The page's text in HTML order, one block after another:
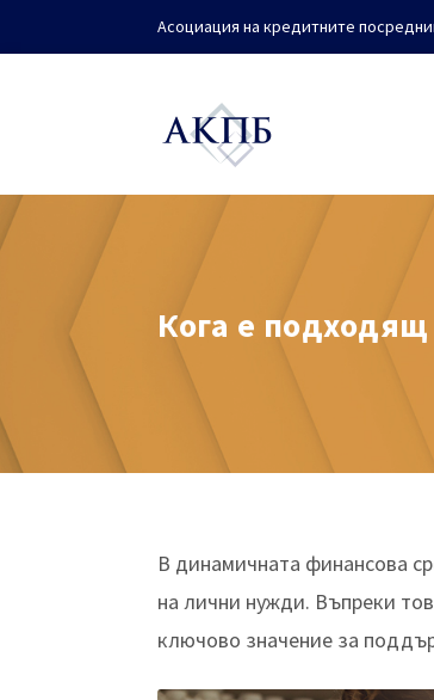
Асоциация на кредитните
Кога е
В динамичната финансова
на лични нужди. Въпреки
ключово значение за